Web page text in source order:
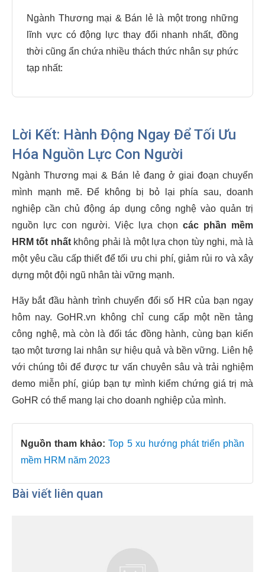
Ngành Thương mại & Bán lẻ là một trong những
lĩnh vực có động lực thay đổi nhanh nhất, đồng
thời cũng ẩn chứa nhiều thách thức nhân sự phức
tạp nhất:
Lời Kết: Hành Động Ngay Để Tối Ưu
Hóa Nguồn Lực Con Người
Ngành Thương mại & Bán lẻ đang ở giai đoạn chuyển
mình mạnh mẽ. Để không bị bỏ lại phía sau, doanh
nghiệp cần chủ động áp dụng công nghệ vào quản trị
nguồn lực con người. Việc lựa chọn các phần mềm
HRM tốt nhấtkhông phải là một lựa chọn tùy nghi, mà là
một yêu cầu cấp thiết để tối ưu chi phí, giảm rủi ro và xây
dựng một đội ngũ nhân tài vững mạnh.
Hãy bắt đầu hành trình chuyển đổi số HR của bạn ngay
hôm nay. GoHR.vn không chỉ cung cấp một nền tảng
công nghệ, mà còn là đối tác đồng hành, cùng bạn kiến
tạo một tương lai nhân sự hiệu quả và bền vững. Liên hệ
với chúng tôi để được tư vấn chuyên sâu và trải nghiệm
demo miễn phí, giúp bạn tự mình kiểm chứng giá trị mà
GoHR có thể mang lại cho doanh nghiệp của mình.
Nguồn tham khảo: Top 5 xu hướng phát triển phần
mềm HRM năm 2023
Bài viết liên quan